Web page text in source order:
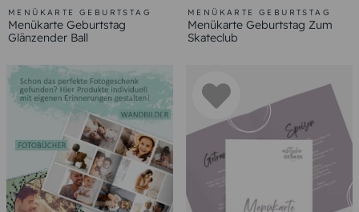
MENÜKARTE GEBURTSTAG
Menükarte Geburtstag
Glänzender Ball
MENÜKARTE GEBURTSTAG
Menükarte Geburtstag Zum
Skateclub